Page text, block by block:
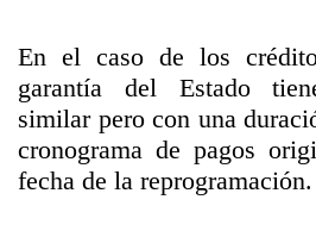
En el caso de los
garantía del Estado
similar pero con una
cronograma de pagos
fecha de la reprogramación.